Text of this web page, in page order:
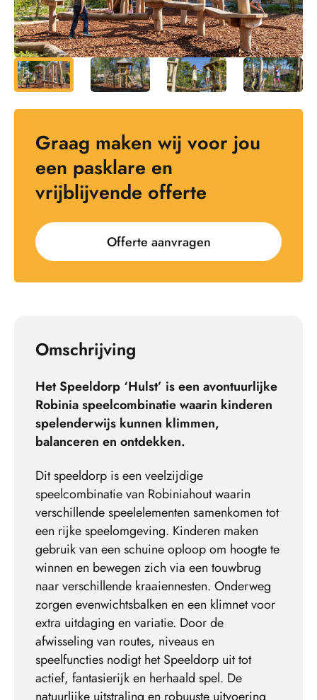
Graag maken wij voor jou
een pasklare en
vrijblijvende offerte
Offerte aanvragen
Omschrijving
Het Speeldorp ‘Hulst’ is een avontuurlijke
Robinia speelcombinatie waarin kinderen
spelenderwijs kunnen klimmen,
balanceren en ontdekken.
Dit speeldorp is een veelzijdige
speelcombinatie van Robiniahout waarin
verschillende speelelementen samenkomen tot
een rijke speelomgeving. Kinderen maken
gebruik van een schuine oploop om hoogte te
winnen en bewegen zich via een touwbrug
naar verschillende kraaiennesten. Onderweg
zorgen evenwichtsbalken en een klimnet voor
extra uitdaging en variatie. Door de
afwisseling van routes, niveaus en
speelfuncties nodigt het Speeldorp uit tot
actief, fantasierijk en herhaald spel. De